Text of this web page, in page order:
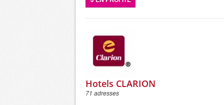
Hotels CLARION
71 adresses